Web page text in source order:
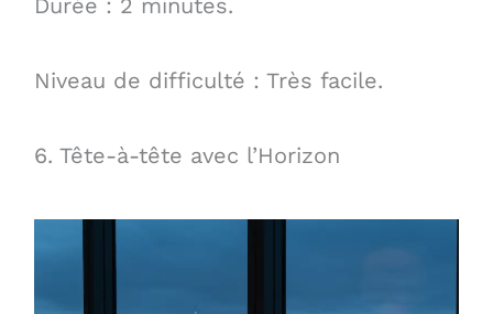
Niveau de difficulté : Très facile.
6. Tête-à-tête avec l’Horizon